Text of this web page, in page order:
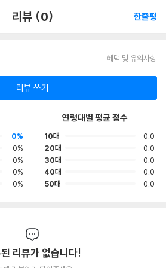
리뷰 (0) 한줄평
혜택 및 유의사항
리뷰 쓰기
0%
0%
0%
0%
0%
연령대별 평균 점수
10대
0.0
20대
0.0
30대
0.0
40대
0.0
50대
0.0
리뷰가 없습니다!